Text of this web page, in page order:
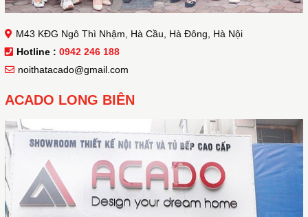
M43 KĐG Ngô Thì Nhậm, Hà Cầu, Hà Đông, Hà Nội
Hotline : 0942 246 188
noithatacado@gmail.com
ACADO LONG BIÊN